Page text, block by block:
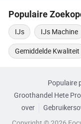
Populaire
IJs IJs Machine
Gemiddelde Kwaliteit
Populaire
Groothandel Hete
over